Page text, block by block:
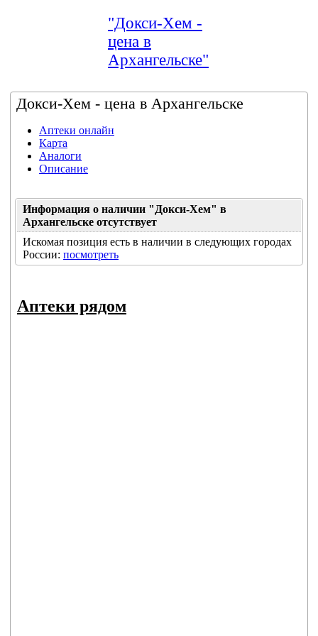
"Докси-Хем -
цена в
Архангельске"
Докси-Хем - цена в Архангельске
Аптеки онлайн
Карта
Аналоги
Описание
Информация о наличии "Докси-Хем" в
Архангельске отсутствует
Искомая позиция есть в наличии в следующих городах
России: посмотреть
Аптеки рядом